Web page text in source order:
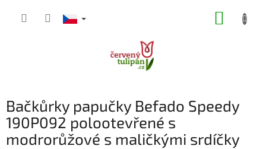
Bačkůrky papučky Befado Speedy
190P092 polootevřené s
modrorůžové s maličkými srdíčky